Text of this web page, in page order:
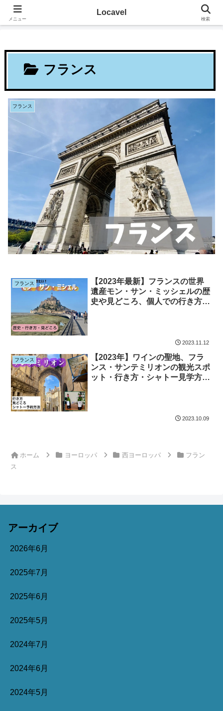
その地に溶け込むローカルたび
フランス
フランス
フランス
【2023年最新】フランスの世界
遺産モン・サン・ミッシェルの歴
史や見どころ、個人での行き方を
2023.11.12
フランス
【2023年】ワインの聖地、フラ
ンス・サンテミリオンの観光スポ
ット・行き方・シャトー見学方法
2023.10.09
ホーム ヨーロッパ 西ヨーロッパ
フラン
ス
アーカイブ
2026年6月
2025年7月
2025年6月
2025年5月
2024年7月
2024年6月
2024年5月
メニュー
Locavel
検索